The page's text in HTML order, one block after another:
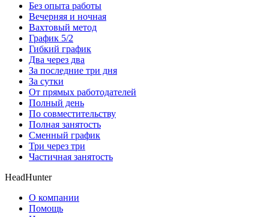
Без опыта работы
Вечерняя и ночная
Вахтовый метод
График 5/2
Гибкий график
Два через два
За последние три дня
За сутки
От прямых работодателей
Полный день
По совместительству
Полная занятость
Сменный график
Три через три
Частичная занятость
HeadHunter
О компании
Помощь